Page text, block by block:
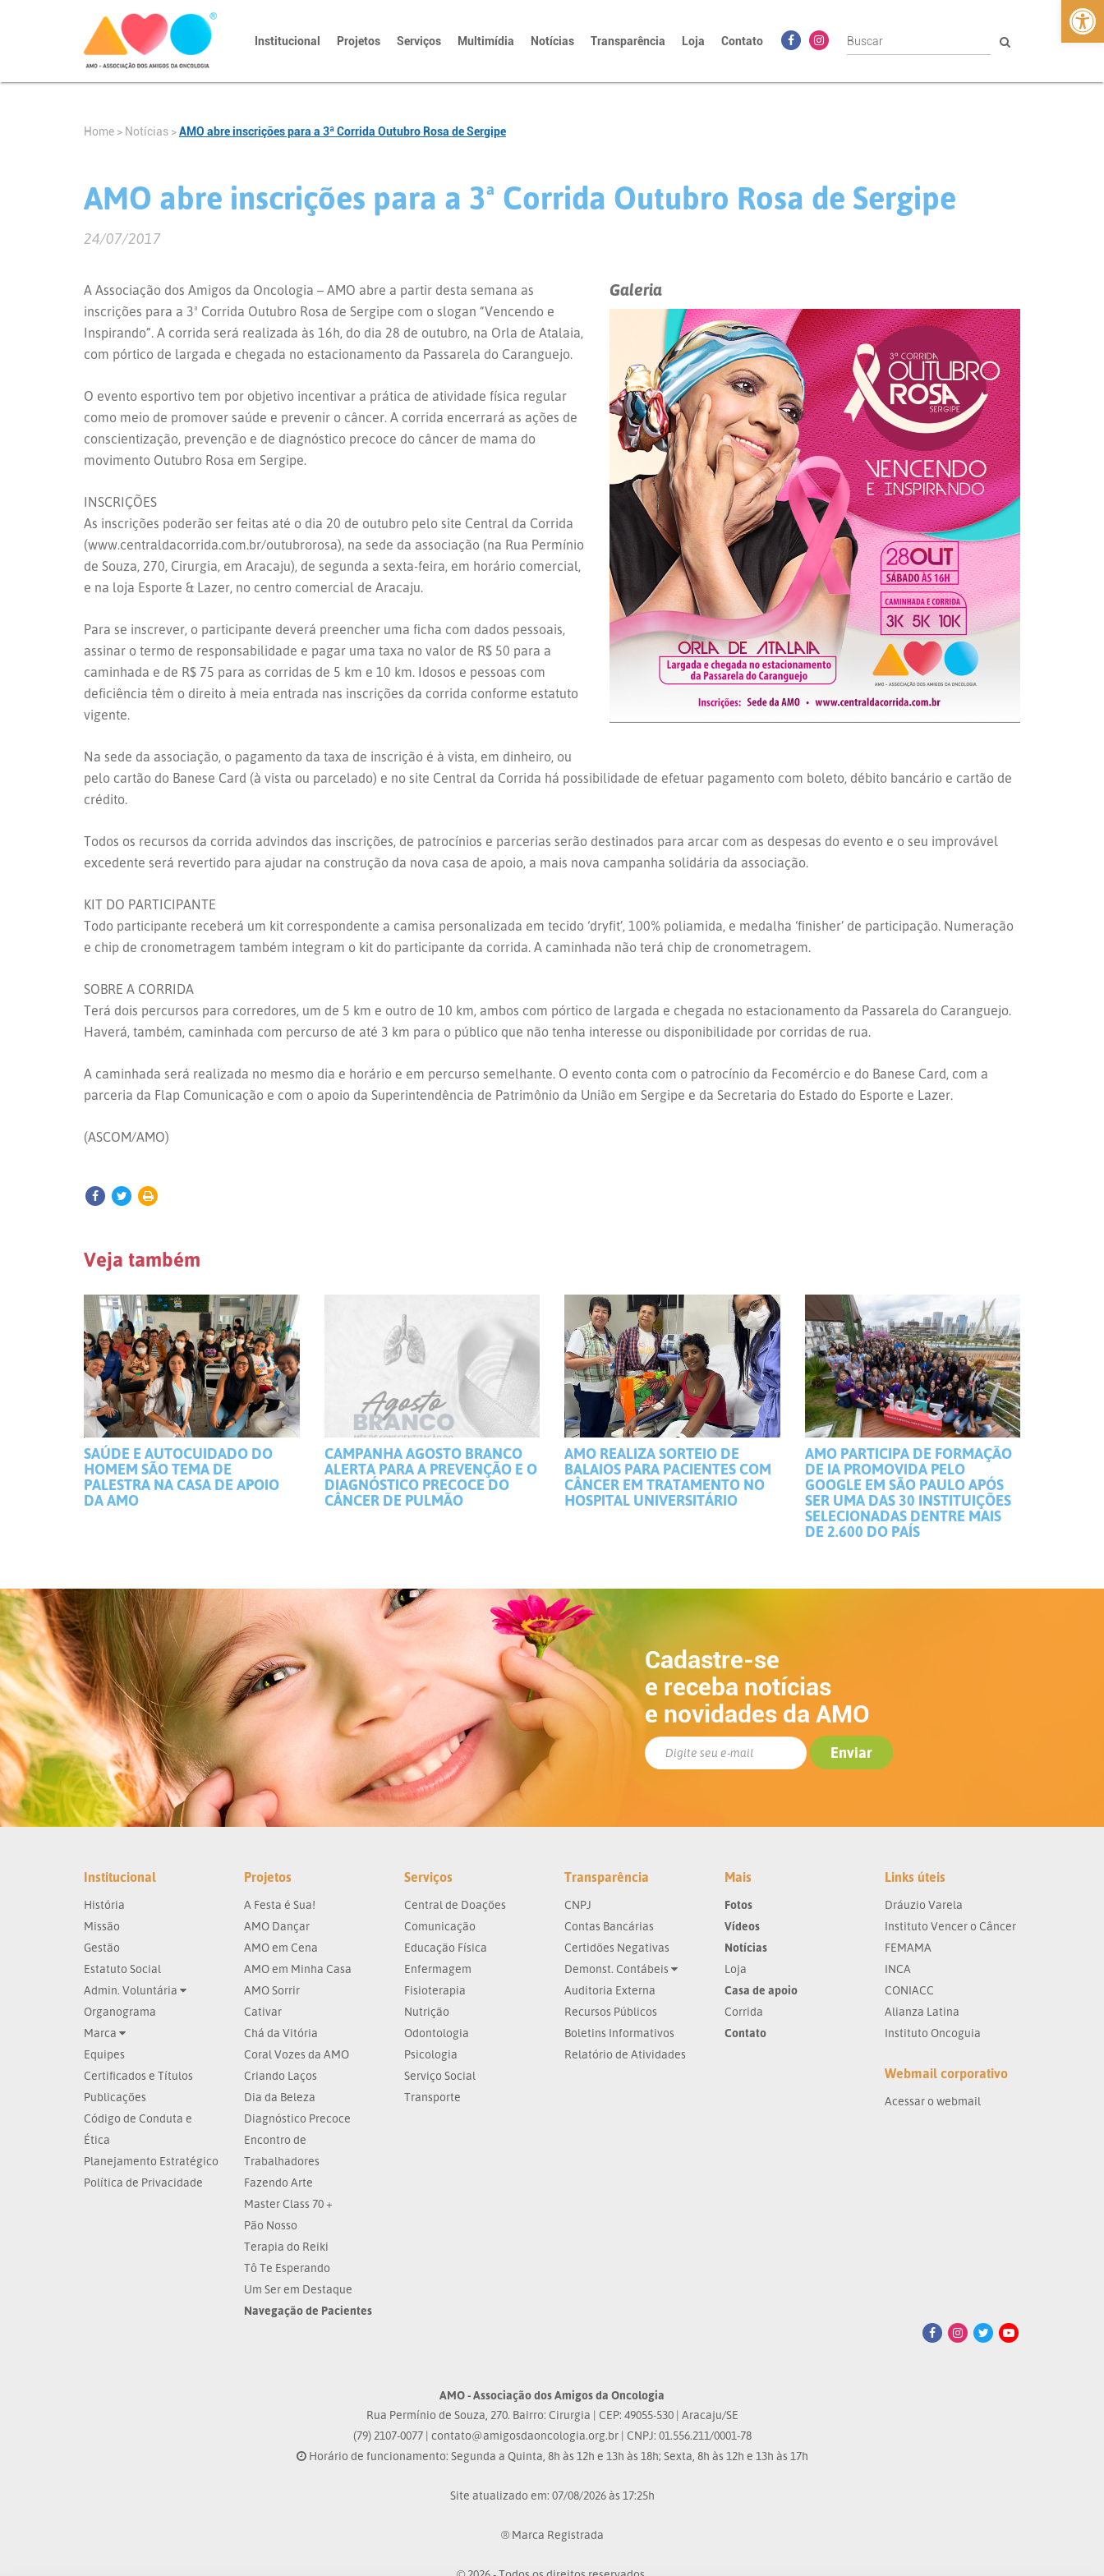
Institucional Projetos Serviços Multimídia Notícias Transparência Loja Contato
Home > Notícias >AMO abre inscrições para a 3ª Corrida Outubro Rosa de Sergipe
AMO abre inscrições para a 3ª Corrida Outubro Rosa de Sergipe
24/07/2017
Galeria
A Associação dos Amigos da Oncologia – AMO abre a partir desta semana as
inscrições para a 3ª Corrida Outubro Rosa de Sergipe com o slogan “Vencendo e
Inspirando”. A corrida será realizada às 16h, do dia 28 de outubro, na Orla de Atalaia,
com pórtico de largada e chegada no estacionamento da Passarela do Caranguejo.
O evento esportivo tem por objetivo incentivar a prática de atividade física regular
como meio de promover saúde e prevenir o câncer. A corrida encerrará as ações de
conscientização, prevenção e de diagnóstico precoce do câncer de mama do
movimento Outubro Rosa em Sergipe.
INSCRIÇÕES
As inscrições poderão ser feitas até o dia 20 de outubro pelo site Central da Corrida
(www.centraldacorrida.com.br/outubrorosa), na sede da associação (na Rua Permínio
de Souza, 270, Cirurgia, em Aracaju), de segunda a sexta-feira, em horário comercial,
e na loja Esporte & Lazer, no centro comercial de Aracaju.
Para se inscrever, o participante deverá preencher uma ficha com dados pessoais,
assinar o termo de responsabilidade e pagar uma taxa no valor de R$ 50 para a
caminhada e de R$ 75 para as corridas de 5 km e 10 km. Idosos e pessoas com
deficiência têm o direito à meia entrada nas inscrições da corrida conforme estatuto
vigente.
Na sede da associação, o pagamento da taxa de inscrição é à vista, em dinheiro, ou
pelo cartão do Banese Card (à vista ou parcelado) e no site Central da Corrida há possibilidade de efetuar pagamento com boleto, débito bancário e cartão de
crédito.
Todos os recursos da corrida advindos das inscrições, de patrocínios e parcerias serão destinados para arcar com as despesas do evento e o seu improvável
excedente será revertido para ajudar na construção da nova casa de apoio, a mais nova campanha solidária da associação.
KIT DO PARTICIPANTE
Todo participante receberá um kit correspondente a camisa personalizada em tecido ‘dryfit’, 100% poliamida, e medalha ‘finisher’ de participação. Numeração
e chip de cronometragem também integram o kit do participante da corrida. A caminhada não terá chip de cronometragem.
SOBRE A CORRIDA
Terá dois percursos para corredores, um de 5 km e outro de 10 km, ambos com pórtico de largada e chegada no estacionamento da Passarela do Caranguejo.
Haverá, também, caminhada com percurso de até 3 km para o público que não tenha interesse ou disponibilidade por corridas de rua.
A caminhada será realizada no mesmo dia e horário e em percurso semelhante. O evento conta com o patrocínio da Fecomércio e do Banese Card, com a
parceria da Flap Comunicação e com o apoio da Superintendência de Patrimônio da União em Sergipe e da Secretaria do Estado do Esporte e Lazer.
(ASCOM/AMO)
Veja também
SAÚDE E AUTOCUIDADO DO
HOMEM SÃO TEMA DE
PALESTRA NA CASA DE APOIO
DA AMO
CAMPANHA AGOSTO BRANCO
ALERTA PARA A PREVENÇÃO E O
DIAGNÓSTICO PRECOCE DO
CÂNCER DE PULMÃO
AMO REALIZA SORTEIO DE
BALAIOS PARA PACIENTES COM
CÂNCER EM TRATAMENTO NO
HOSPITAL UNIVERSITÁRIO
AMO PARTICIPA DE FORMAÇÃO
DE IA PROMOVIDA PELO
GOOGLE EM SÃO PAULO APÓS
SER UMA DAS 30 INSTITUIÇÕES
SELECIONADAS DENTRE MAIS
DE 2.600 DO PAÍS
Cadastre-se
e receba notícias
e novidades da AMO
Institucional
História
Missão
Gestão
Estatuto Social
Admin. Voluntária
Organograma
Marca
Equipes
Certificados e Títulos
Publicações
Código de Conduta e
Ética
Planejamento Estratégico
Política de Privacidade
Projetos
A Festa é Sua!
AMO Dançar
AMO em Cena
AMO em Minha Casa
AMO Sorrir
Cativar
Chá da Vitória
Coral Vozes da AMO
Criando Laços
Dia da Beleza
Diagnóstico Precoce
Encontro de
Trabalhadores
Fazendo Arte
Master Class 70 +
Pão Nosso
Terapia do Reiki
Tô Te Esperando
Um Ser em Destaque
Navegação de Pacientes
Serviços
Central de Doações
Comunicação
Educação Física
Enfermagem
Fisioterapia
Nutrição
Odontologia
Psicologia
Serviço Social
Transporte
Transparência
CNPJ
Contas Bancárias
Certidões Negativas
Demonst. Contábeis
Auditoria Externa
Recursos Públicos
Boletins Informativos
Relatório de Atividades
Mais
Fotos
Vídeos
Notícias
Loja
Casa de apoio
Corrida
Contato
Links úteis
Dráuzio Varela
Instituto Vencer o Câncer
FEMAMA
INCA
CONIACC
Alianza Latina
Instituto Oncoguia
Webmail corporativo
Acessar o webmail
AMO - Associação dos Amigos da Oncologia
Rua Permínio de Souza, 270. Bairro: Cirurgia | CEP: 49055-530 | Aracaju/SE
(79) 2107-0077 | contato@amigosdaoncologia.org.br| CNPJ: 01.556.211/0001-78
Horário de funcionamento: Segunda a Quinta, 8h às 12h e 13h às 18h; Sexta, 8h às 12h e 13h às 17h
Site atualizado em: 07/08/2026 às 17:25h
® Marca Registrada